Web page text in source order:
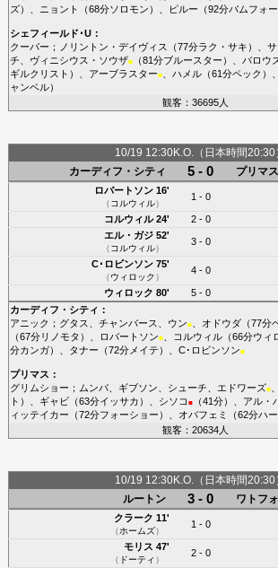
ズ）、 ニョント （68分ソロモン ）、 ピルー （92分バムフォ
シェフィールド･U：
クーパー ； ノリントン・デイヴィス （77分ラク・サキ ）、
チ
ヴィニシウス・ソウザ■（81分ブルースター ）、 バロウ
ギルクリスト ）、 アーブラスター■、 ハメル（61分ペック ）、
ャンベル）
観客：36695人
10/19 12:30K.O.（日本時間20:30
カーディフ・シティ
5 - 0 プリマス
ロバートソン16'
（コルウィル）
1 - 0
コルウィル24'
2 - 0
エル・ガジ52'
（コルウィル）
3 - 0
C･ロビンソン75'
（ウィロック ）
4 - 0
ウィロック 80'
5 - 0
カーディフ・シティ ：
アニック ； グタス チャンバース ウン■、 オドウダ（77分
（67分リノモタ ）、 ロバートソン■、 コルウィル（66分ウィ
分カンガ）、 タナー （72分メイテ ）、 C･ロビンソン■
プリマス ：
グリムショー ； ムンバ、 ギブソン シューチ エドワーズ■、
ト ）、 ギャビ（63分イッサカ ）、 シソコ ■（41分）、 アル・
ィッテイカー （72分フォーショー ）、 オバフェミ （62分ハ
観客：20634人
10/19 12:30K.O.（日本時間20:30
ルートン
3 - 0 ワトフ
クラーク 11'
（ホームズ）
1 - 0
モリス 47'
（ ドーティ ）
2 - 0